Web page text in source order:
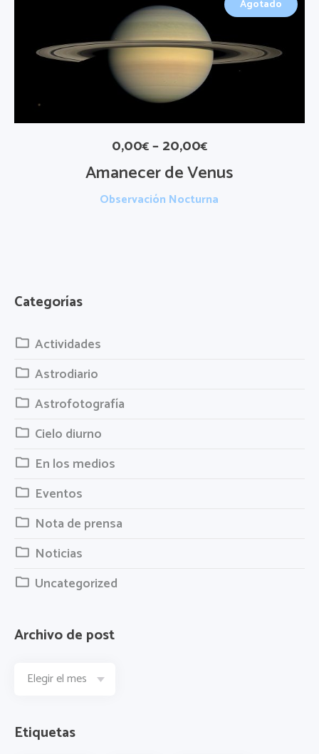
Agotado
0,00€–20,00€
Amanecer de Venus
Observación Nocturna
Categorías
Actividades
Astrodiario
Astrofotografía
Cielo diurno
En los medios
Eventos
Nota de prensa
Noticias
Uncategorized
Archivo de post
Etiquetas